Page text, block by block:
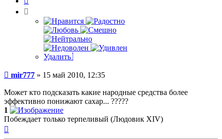
Удалить
Сообщение
mir777 » 15 май 2010, 12:35
Может кто подсказать какие народные средства более
эффективно понижают сахар... ?????
1
Побеждает только терпеливый (Людовик XIV)